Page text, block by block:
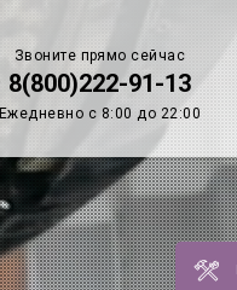
Звоните прямо сейчас
8(800)222-91-13
Ежедневно с 8:00 до 22:00